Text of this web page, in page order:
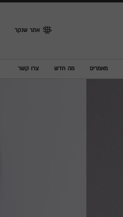
אתר שנקר
מאמרים מה חדש צרו קשר